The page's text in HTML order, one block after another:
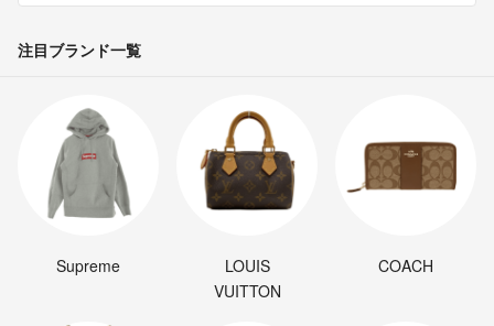
注目ブランド一覧
Supreme
LOUIS
VUITTON
COACH